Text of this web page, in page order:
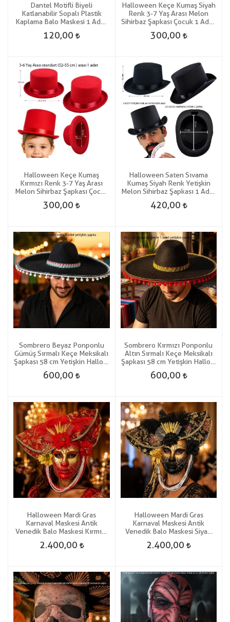
Dantel Motifli Biyeli
Katlanabilir Sopalı Plastik
Kaplama Balo Maskesi 1 Adet
120,00
Halloween Keçe Kumaş Siyah
Renk 3-7 Yaş Arası Melon
Sihirbaz Şapkası Çocuk 1 Adet
300,00
Halloween Keçe Kumaş
Kırmızı Renk 3-7 Yaş Arası
Melon Sihirbaz Şapkası Çocuk
1 Adet Gösteri
300,00
Halloween Saten Sıvama
Kumaş Siyah Renk Yetişkin
Melon Sihirbaz Şapkası 1 Adet
Gösteri
420,00
Sombrero Beyaz Ponponlu
Gümüş Sırmalı Keçe Meksikalı
Şapkası 58 cm Yetişkin Hallow
600,00
Sombrero Kırmızı Ponponlu
Altın Sırmalı Keçe Meksikalı
Şapkası 58 cm Yetişkin Hallow
600,00
Halloween Mardi Gras
Karnaval Maskesi Antik
Venedik Balo Maskesi Kırmızı
Renk
2.400,00
Halloween Mardi Gras
Karnaval Maskesi Antik
Venedik Balo Maskesi Siyah
Renk
2.400,00